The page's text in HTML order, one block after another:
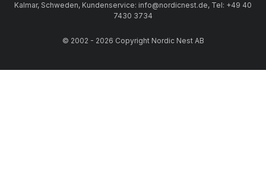
Kalmar, Schweden, Kundenservice: info@nordicnest.de, Tel: +49 40
7430 3734
© 2002 - 2026 Copyright Nordic Nest AB